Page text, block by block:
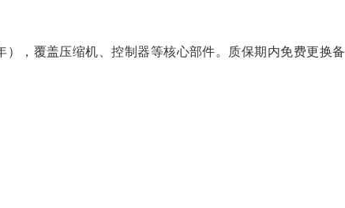
），覆盖压缩机、控制器等核心部件。质保期内免费更换备